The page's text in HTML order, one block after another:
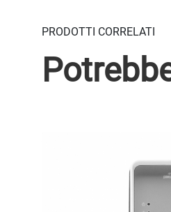
PRODOTTI CORRELATI